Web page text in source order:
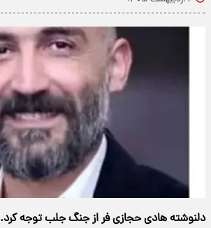
دلنوشته هادی حجازی فر از جنگ جلب توجه کرد.